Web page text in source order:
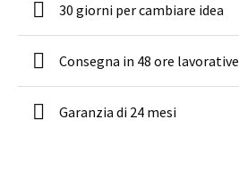
30 giorni per cambiare idea
Consegna in 48 ore lavorative
Garanzia di 24 mesi